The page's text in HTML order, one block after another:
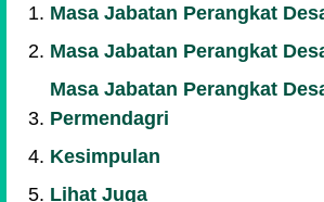
Masa Jabatan Perangkat
Masa Jabatan Perangkat
Masa Jabatan Perangkat
Permendagri
Kesimpulan
Lihat Juga